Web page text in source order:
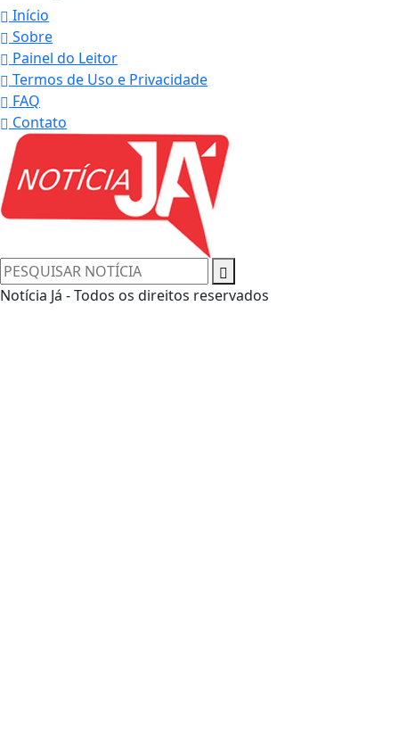
Início
Sobre
Painel do Leitor
Termos de Uso e Privacidade
FAQ
Contato
Notícia Já - Todos os direitos reservados